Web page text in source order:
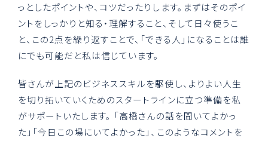
っとしたポイントや、コツだったりします。まずはそのポイ
ントをしっかりと知る・理解すること、そして日々使うこ
と、この2点を繰り返すことで、「できる人」になることは誰
にでも可能だと私は信じています。
皆さんが上記のビジネススキルを駆使し、よりよい人生
を切り拓いていくためのスタートラインに立つ準備を私
がサポートいたします。 「高橋さんの話を聞いてよかっ
た」「今日この場にいてよかった」、このようなコメントを